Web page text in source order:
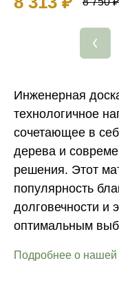
Инженерная
технологичное
сочетающее в
дерева и
решения. Этот
популярность
долговечности и
оптимальным
Подробнее о